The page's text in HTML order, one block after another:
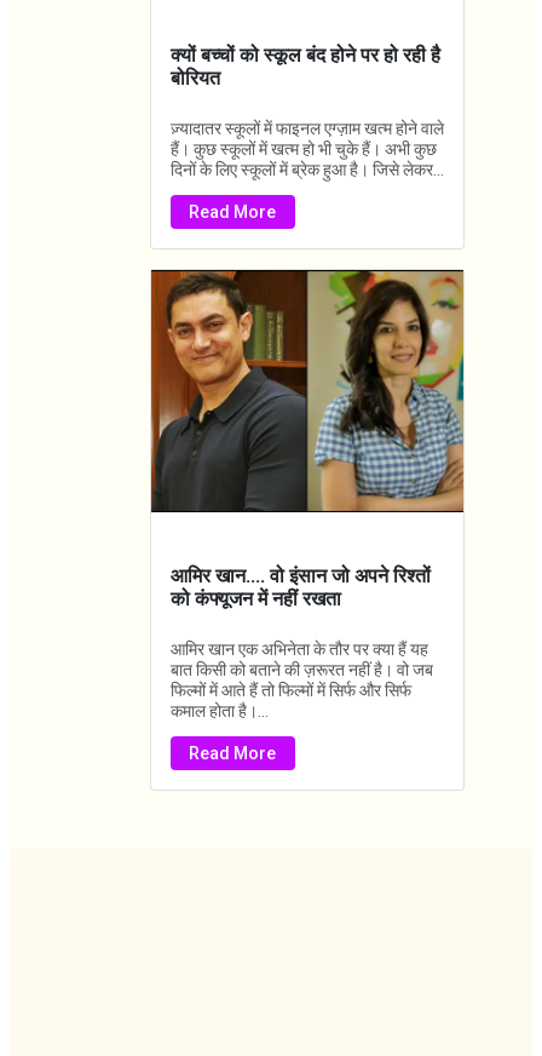
क्यों बच्चों को स्कूल बंद होने पर हो रही है
बोरियत
ज़्यादातर स्कूलों में फाइनल एग्ज़ाम खत्म होने वाले
हैं। कुछ स्कूलों में खत्म हो भी चुके हैं। अभी कुछ
दिनों के लिए स्कूलों में ब्रेक हुआ है। जिसे लेकर...
Read More
आमिर खान.... वो इंसान जो अपने रिश्तों
को कंफ्यूजन में नहीं रखता
आमिर खान एक अभिनेता के तौर पर क्या हैं यह
बात किसी को बताने की ज़रूरत नहीं है। वो जब
फिल्मों में आते हैं तो फिल्मों में सिर्फ और सिर्फ
कमाल होता है।...
Read More